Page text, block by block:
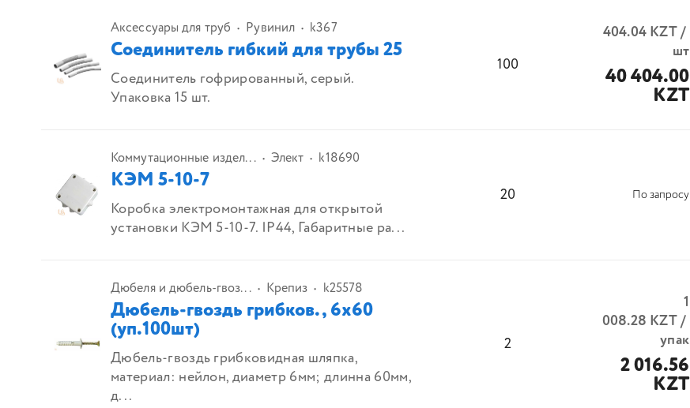
Аксессуары для труб Рувинил k367
Соединитель гибкий для трубы 25
Соединитель гофрированный, серый.
Упаковка 15 шт.
100
404.04KZT/
шт
40 404.00
KZT
Коммутационные издел... Элект k18690
КЭМ 5-10-7
Коробка электромонтажная для открытой
установки КЭМ 5-10-7. IP44, Габаритные ра...
20 По запросу
Дюбеля и дюбель-гвоз... Крепиз k25578
Дюбель-гвоздь грибков., 6х60
(уп.100шт)
Дюбель-гвоздь грибковидная шляпка,
материал: нейлон, диаметр 6мм; длинна 60мм,
д...
2
1
008.28 KZT/
упак
2 016.56
KZT